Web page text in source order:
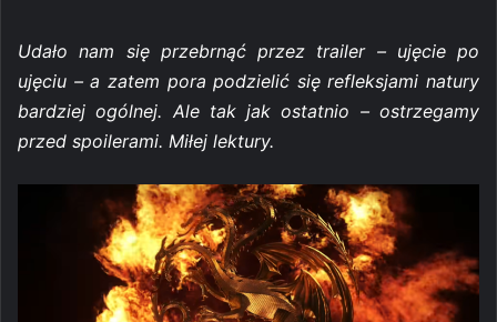
Udało nam się przebrnąć przez trailer – ujęcie po
ujęciu – a zatem pora podzielić się refleksjami natury
bardziej ogólnej. Ale tak jak ostatnio – ostrzegamy
przed spoilerami. Miłej lektury.